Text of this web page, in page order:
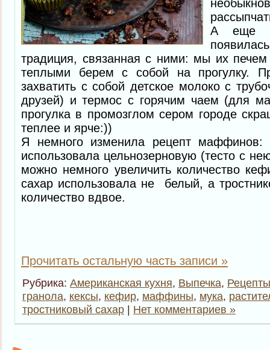
А еще
традиция, связанная с ними: мы их
теплыми берем с собой на прогулку.
захватить с собой детское молоко с
друзей) и термос с горячим чаем (для
прогулка в промозглом сером городе
теплее и ярче:))
Я немного изменила рецепт маффинов:
использовала цельнозерновую (тесто с
можно немного увеличить количество
сахар использовала не белый, а
количество вдвое.
Прочитать остальную часть записи »
Рубрика: Американская кухня, Выпечка,
гранола, кексы, кефир, маффины, мука,
тростниковый сахар | Нет комментариев »